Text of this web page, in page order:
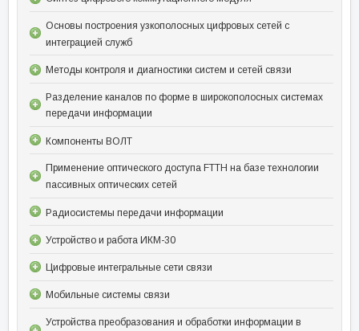
Основы построения узкополосных цифровых сетей с
интеграцией служб
Методы контроля и диагностики систем и сетей связи
Разделение каналов по форме в широкополосных системах
передачи информации
Компоненты ВОЛТ
Применение оптического доступа FTTH на базе технологии
пассивных оптических сетей
Радиосистемы передачи информации
Устройство и работа ИКМ-30
Цифровые интегральные сети связи
Мобильные системы связи
Устройства преобразования и обработки информации в